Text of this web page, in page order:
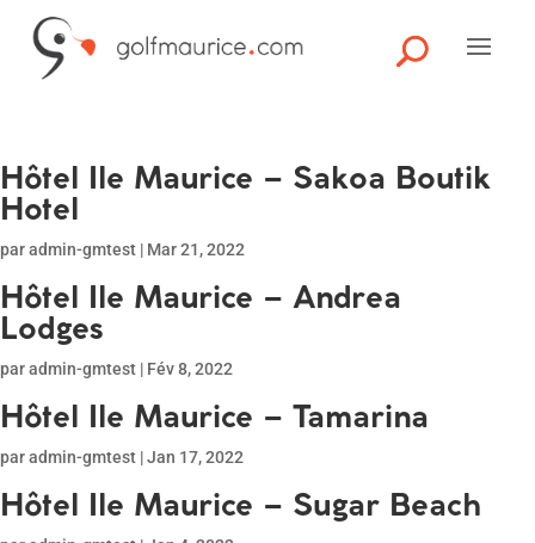
Hôtel Ile Maurice – Sakoa Boutik
Hotel
paradmin-gmtest | Mar 21, 2022
Hôtel Ile Maurice – Andrea
Lodges
paradmin-gmtest | Fév 8, 2022
Hôtel Ile Maurice – Tamarina
paradmin-gmtest |Jan 17, 2022
Hôtel Ile Maurice – Sugar Beach